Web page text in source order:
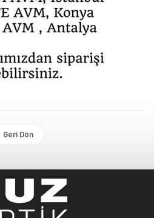
Geri Dön